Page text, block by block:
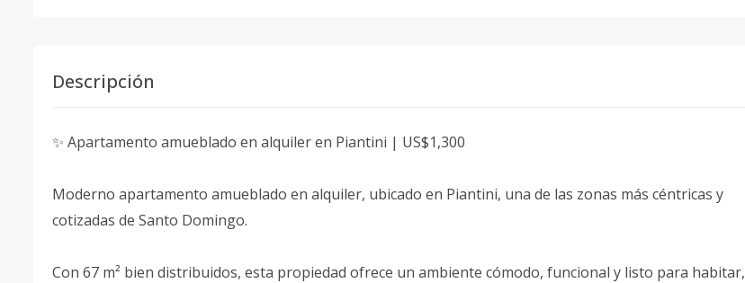
Descripción
✨ Apartamento amueblado en alquiler en Piantini | US$1,300
Moderno apartamento amueblado en alquiler, ubicado en Piantini, una de las zonas más céntricas y
cotizadas de Santo Domingo.
Con 67 m² bien distribuidos, esta propiedad ofrece un ambiente cómodo, funcional y listo para habitar,